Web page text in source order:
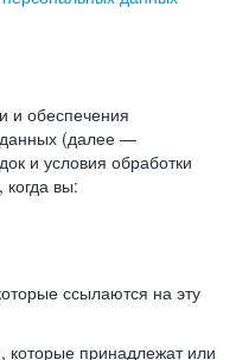
и обеспечения
данных (далее —
и условия обработки
вы:
ссылаются на эту
которые принадлежат или